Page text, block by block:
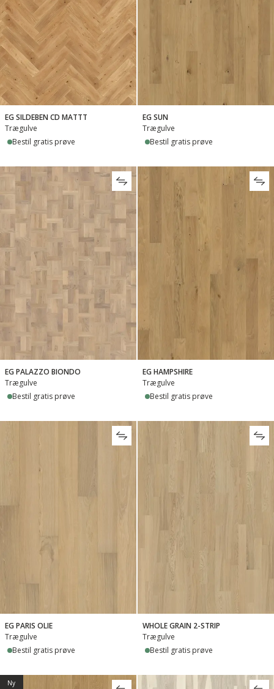
EG SILDEBEN CD MATTT
Trægulve
Bestil gratis prøve
EG SUN
Trægulve
Bestil gratis prøve
EG PALAZZO BIONDO
Trægulve
Bestil gratis prøve
EG HAMPSHIRE
Trægulve
Bestil gratis prøve
EG PARIS OLIE
Trægulve
Bestil gratis prøve
WHOLE GRAIN 2-STRIP
Trægulve
Bestil gratis prøve
Ny